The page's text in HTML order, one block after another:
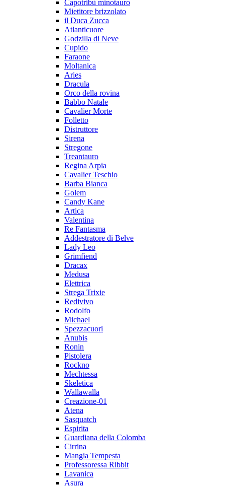
Capotribù minotauro
Mietitore brizzolato
il Duca Zucca
Atlanticuore
Godzilla di Neve
Cupido
Faraone
Moltanica
Aries
Dracula
Orco della rovina
Babbo Natale
Cavalier Morte
Folletto
Distruttore
Sirena
Stregone
Treantauro
Regina Arpia
Cavalier Teschio
Barba Bianca
Golem
Candy Kane
Artica
Valentina
Re Fantasma
Addestratore di Belve
Lady Leo
Grimfiend
Dracax
Medusa
Elettrica
Strega Trixie
Redivivo
Rodolfo
Michael
Spezzacuori
Anubis
Ronin
Pistolera
Rockno
Mechtessa
Skeletica
Wallawalla
Creazione-01
Atena
Sasquatch
Espirita
Guardiana della Colomba
Cirrina
Mangia Tempesta
Professoressa Ribbit
Lavanica
Asura